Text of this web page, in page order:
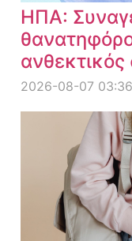
ΗΠΑ:
2026-08-07